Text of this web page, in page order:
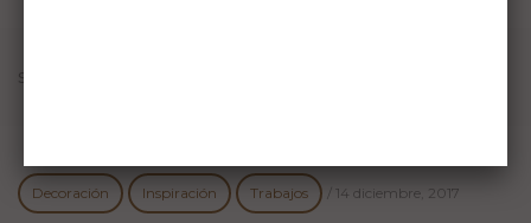
sin comentarios
Decoración Inspiración Trabajos / 14 diciembre, 2017